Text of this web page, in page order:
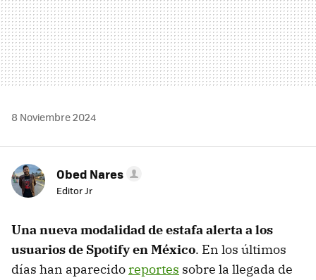
8 Noviembre 2024
Obed Nares
Editor Jr
Una nueva modalidad de estafa alerta a los
usuarios de Spotify en México. En los últimos
días han aparecidoreportes sobre la llegada de